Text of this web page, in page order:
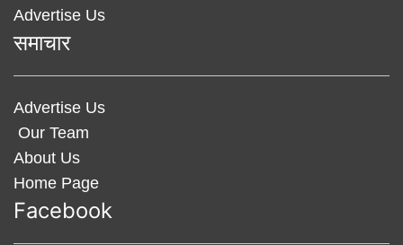
Advertise Us
समाचार
Advertise Us
Our Team
About Us
Home Page
Facebook